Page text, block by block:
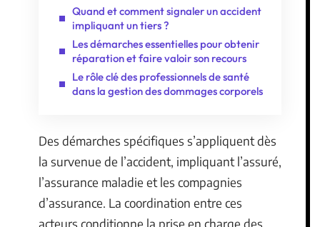
Quand et comment signaler un accident
impliquant un tiers ?
Les démarches essentielles pour obtenir
réparation et faire valoir son recours
Le rôle clé des professionnels de santé
dans la gestion des dommages corporels
Des démarches spécifiques s’appliquent dès
la survenue de l’accident, impliquant l’assuré,
l’assurance maladie et les compagnies
d’assurance. La coordination entre ces
acteurs conditionne la prise en charge des